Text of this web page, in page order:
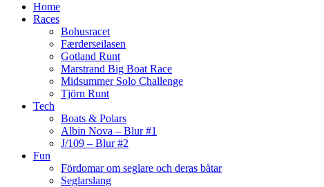
Home
Races
Bohusracet
Færderseilasen
Gotland Runt
Marstrand Big Boat Race
Midsummer Solo Challenge
Tjörn Runt
Tech
Boats & Polars
Albin Nova – Blur #1
J/109 – Blur #2
Fun
Fördomar om seglare och deras båtar
Seglarslang